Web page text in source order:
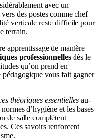
avec un
des postes comme chef
verticale reste difficile pour
terrain.
apprentissage de manière
professionnelles dès le
qu’on prend en
pédagogique vous fait gagner
théoriques essentielles au-
d’hygiène et les bases
de salle complètent
Ces savoirs renforcent